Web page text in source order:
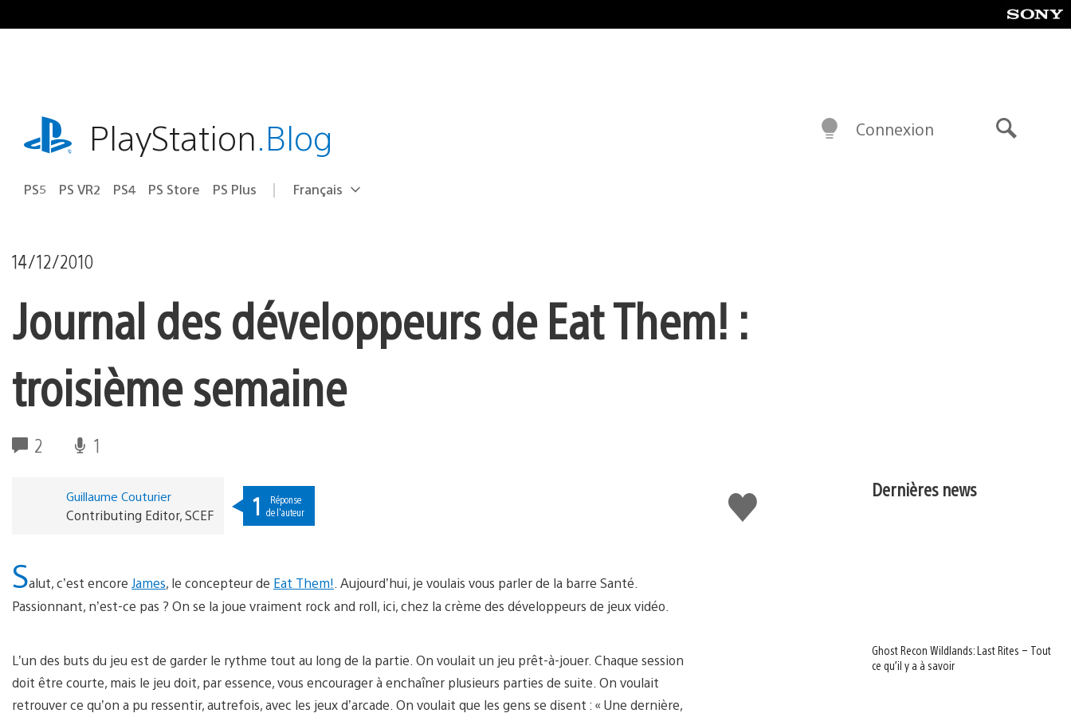
au
playstation.comPlayStation.Blog
PS5 PS VR2 PS4 PS Store PS Plus Choisir
Région
Français
Connexion
14/12/2010
Journal des développeurs de Eat Them! :
troisième semaine
2 1
J'aime
Guillaume Couturier
Contributing Editor, SCEF 1
Réponse
de l'auteur
Salut, c’est encore James, le concepteur de Eat Them! . Aujourd’hui, je voulais vous parler de la barre Santé.
Passionnant, n’est-ce pas ? On se la joue vraiment rock and roll, ici, chez la crème des développeurs de jeux vidéo.
L’un des buts du jeu est de garder le rythme tout au long de la partie. On voulait un jeu prêt-à-jouer. Chaque session
doit être courte, mais le jeu doit, par essence, vous encourager à enchaîner plusieurs parties de suite. On voulait
retrouver ce qu’on a pu ressentir, autrefois, avec les jeux d’arcade. On voulait que les gens se disent : « Une dernière,
Dernières news
Ghost Recon Wildlands: Last Rites – Tout
ce qu’il y a à savoir